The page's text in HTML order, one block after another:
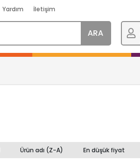
Yardım İletişim
ARA
Ürün adı (Z-A) En düşük fiyat